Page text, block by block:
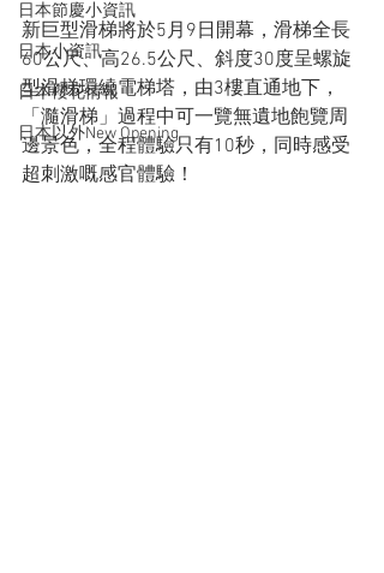
日本節慶小資訊
日本小資訊
日本櫻花情報
日本以外New Opening
新巨型滑梯將於5月9日開幕，滑梯全長
60公尺、高26.5公尺、斜度30度呈螺旋
型滑梯環繞電梯塔，由3樓直通地下，
「瀡滑梯」過程中可一覽無遺地飽覽周
邊景色，全程體驗只有10秒，同時感受
超刺激嘅感官體驗！